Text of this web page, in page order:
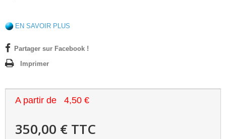
EN SAVOIR PLUS
Partager sur Facebook !
Imprimer
A partir de 4,50 €
350,00 € TTC